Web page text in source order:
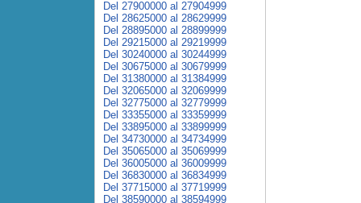
Del 27900000 al 27904999
Del 28625000 al 28629999
Del 28895000 al 28899999
Del 29215000 al 29219999
Del 30240000 al 30244999
Del 30675000 al 30679999
Del 31380000 al 31384999
Del 32065000 al 32069999
Del 32775000 al 32779999
Del 33355000 al 33359999
Del 33895000 al 33899999
Del 34730000 al 34734999
Del 35065000 al 35069999
Del 36005000 al 36009999
Del 36830000 al 36834999
Del 37715000 al 37719999
Del 38590000 al 38594999